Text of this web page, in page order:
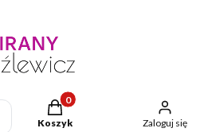
Produkty w koszyku: 0.
Koszyk Zaloguj się